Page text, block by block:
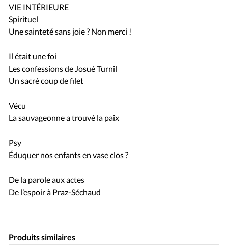
VIE INTÉRIEURE
Spirituel
Une sainteté sans joie ? Non merci !
Il était une foi
Les confessions de Josué Turnil
Un sacré coup de filet
Vécu
La sauvageonne a trouvé la paix
Psy
Éduquer nos enfants en vase clos ?
De la parole aux actes
De l’espoir à Praz-Séchaud
Produits similaires